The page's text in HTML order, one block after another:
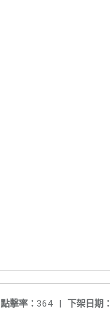
下架日期：
點擊率： 364 |